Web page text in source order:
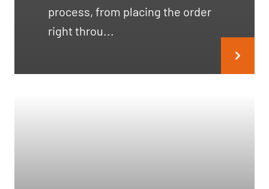
process, from placing the order
right throu...